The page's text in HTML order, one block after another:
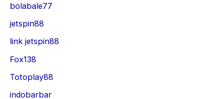
bolabale77
jetspin88
link jetspin88
Fox138
Totoplay88
indobarbar